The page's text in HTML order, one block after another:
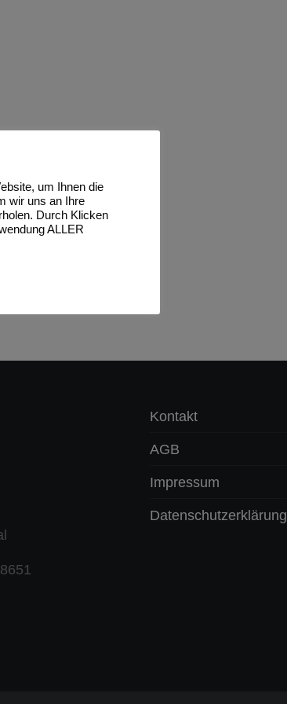
Kontakt
AGB
Impressum
Datenschutzerklärung
um Ihnen die
wir uns an Ihre
Durch Klicken
ALLER